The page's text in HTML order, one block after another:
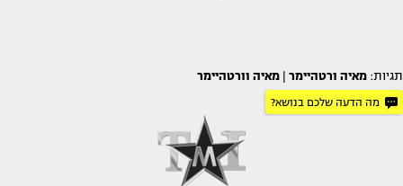
תגיות: מאיה ורטהיימר מאיה וורטהיימר
מה הדעה שלכם בנושא?